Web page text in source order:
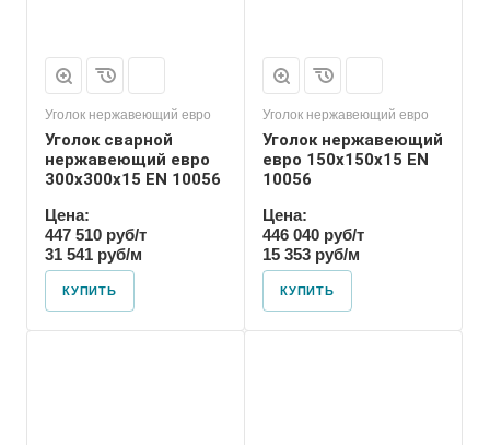
Уголок нержавеющий евро
Уголок сварной
нержавеющий евро
300х300х15 EN 10056
Цена:
447 510 руб/т
31 541 руб/м
КУПИТЬ
Уголок нержавеющий евро
Уголок нержавеющий
евро 150х150х15 EN
10056
Цена:
446 040 руб/т
15 353 руб/м
КУПИТЬ